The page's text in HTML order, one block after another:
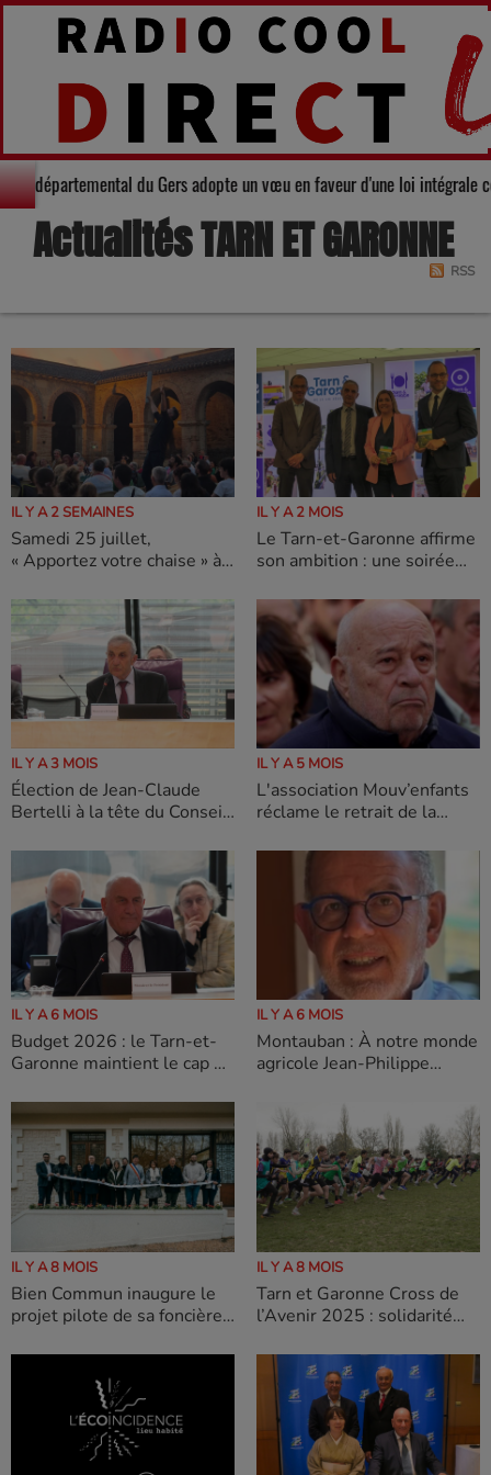
: Le Conseil départemental du Gers adopte un vœu en faveur d'une
Actualités TARN ET GARONNE
RSS
IL Y A 2 SEMAINES
Samedi 25 juillet,
« Apportez votre chaise » à
pour un festival à
destination des petits et
des grands
IL Y A 2 MOIS
Le Tarn-et-Garonne affirme
son ambition : une soirée
notoriété de la destination
IL Y A 3 MOIS
Élection de Jean-Claude
Bertelli à la tête du Conseil
Garonne
IL Y A 5 MOIS
L'association Mouv’enfants
réclame le retrait de la
Baylet
IL Y A 6 MOIS
Budget 2026 : le Tarn-et-
Garonne maintient le cap de
l’investissement
IL Y A 6 MOIS
Montauban : À notre monde
agricole Jean-Philippe
Nouveau Montauban
IL Y A 8 MOIS
Bien Commun inaugure le
projet pilote de sa foncière
revitalisation des petites
villes et villages en
à Cazes-Mondenard (82)
IL Y A 8 MOIS
Tarn et Garonne Cross de
l’Avenir 2025 : solidarité
des jeunes